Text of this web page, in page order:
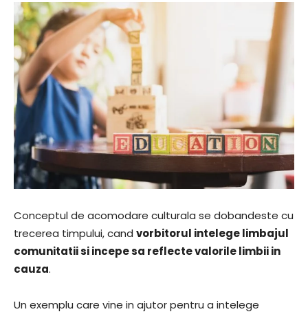
Conceptul de acomodare culturala se dobandeste cu
trecerea timpului, cand vorbitorul intelege limbajul
comunitatii si incepe sa reflecte valorile limbii in
cauza.
Un exemplu care vine in ajutor pentru a intelege